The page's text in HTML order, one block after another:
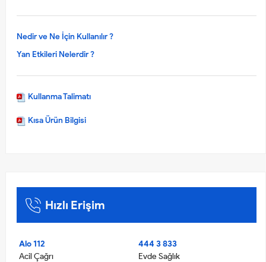
Nedir ve Ne İçin Kullanılır ?
Yan Etkileri Nelerdir ?
Kullanma Talimatı
Kısa Ürün Bilgisi
Hızlı Erişim
Alo 112
Acil Çağrı
444 3 833
Evde Sağlık